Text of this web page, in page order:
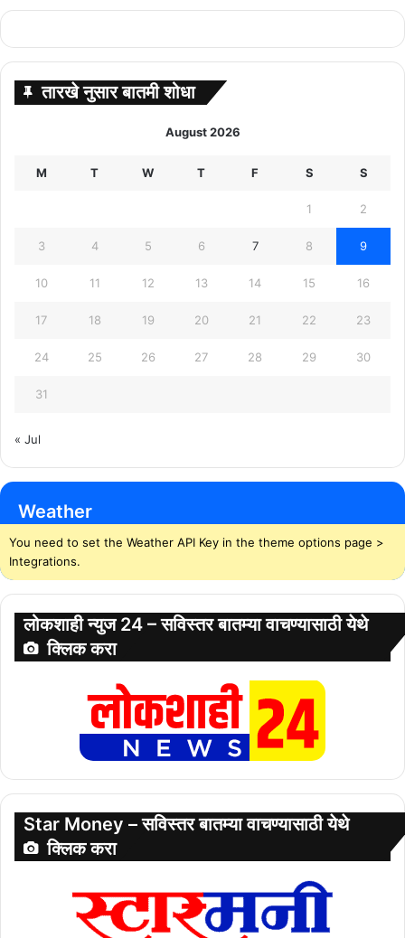
तारखे नुसार बातमी शोधा
August 2026
M T W T F S S
1 2
3 4 5 6 7 8 9
10 11 12 13 14 15 16
17 18 19 20 21 22 23
24 25 26 27 28 29 30
31
« Jul
Weather
You need to set the Weather API Key in the theme options page >
Integrations.
लोकशाही न्युज 24 – सविस्तर बातम्या वाचण्यासाठी येथे
क्लिक करा
Star Money – सविस्तर बातम्या वाचण्यासाठी येथे
क्लिक करा